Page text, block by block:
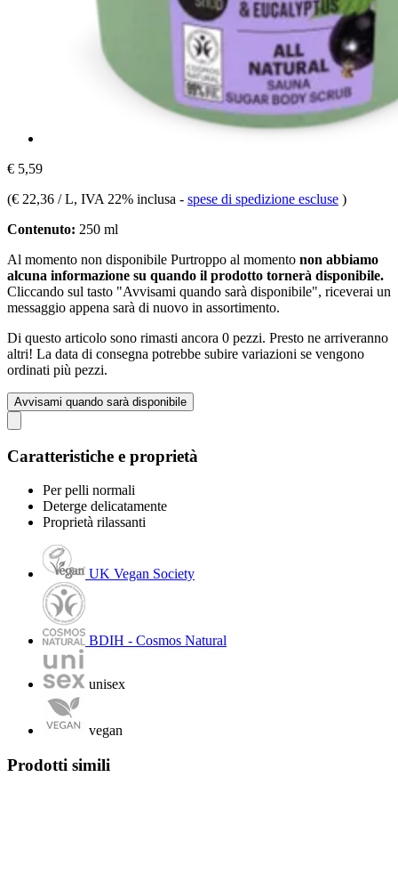
€ 5,59
(€ 22,36 / L, IVA 22% inclusa - spese di spedizione escluse )
Contenuto: 250 ml
Al momento non disponibile Purtroppo al momento non abbiamo
alcuna informazione su quando il prodotto tornerà disponibile.
Cliccando sul tasto "Avvisami quando sarà disponibile", riceverai un
messaggio appena sarà di nuovo in assortimento.
Di questo articolo sono rimasti ancora 0 pezzi. Presto ne arriveranno
altri! La data di consegna potrebbe subire variazioni se vengono
ordinati più pezzi.
Avvisami quando sarà disponibile
Caratteristiche e proprietà
Per pelli normali
Deterge delicatamente
Proprietà rilassanti
UK Vegan Society
BDIH - Cosmos Natural
unisex
vegan
Prodotti simili